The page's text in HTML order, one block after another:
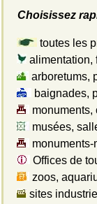
Choisissez
toutes les
alimentation,
arboretums,
baignades,
monuments,
musées,
monuments-
Offices de
zoos,
sites